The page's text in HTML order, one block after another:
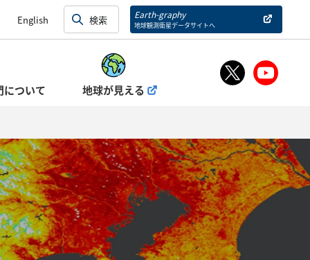
English Earth-graphy
地球観測衛星データサイトへ
について 地球が見える